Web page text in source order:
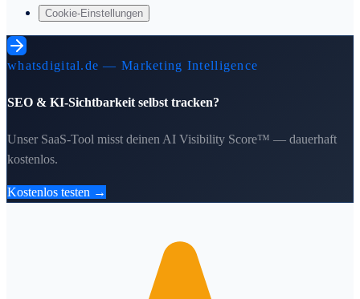
Cookie-Einstellungen
whatsdigital.de — Marketing Intelligence
SEO & KI-Sichtbarkeit selbst tracken?
Unser SaaS-Tool misst deinen AI Visibility Score™ — dauerhaft
kostenlos.
Kostenlos testen →